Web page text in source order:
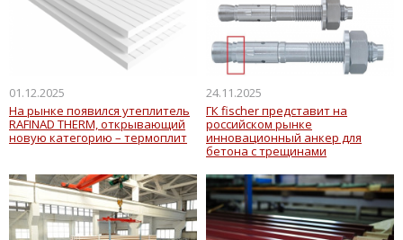
01.12.2025
На рынке появился утеплитель
RAFINAD THERM, открывающий
новую категорию – термоплит
24.11.2025
ГК fischer представит на
российском рынке
инновационный анкер для
бетона с трещинами